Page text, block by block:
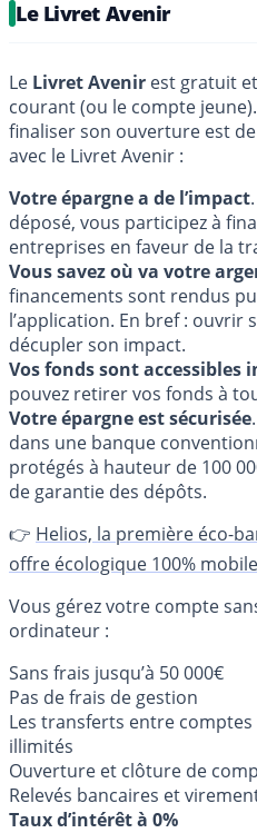
Le Livret Avenir
Le Livret Avenir est gratuit
courant (ou le compte
finaliser son ouverture est
avec le Livret Avenir :
Votre épargne a de l’impact
déposé, vous participez à
entreprises en faveur de la
Vous savez où va votre
financements sont rendus
l’application. En bref : ouvrir
décupler son impact.
Vos fonds sont accessibles
pouvez retirer vos fonds à
Votre épargne est sécurisée
dans une banque
protégés à hauteur de 100
de garantie des dépôts.
👉 Helios, la première éco-
offre écologique 100%
Vous gérez votre compte
ordinateur :
Sans frais jusqu’à 50 000€
Pas de frais de gestion
Les transferts entre
illimités
Ouverture et clôture de
Relevés bancaires et
Taux d’intérêt à 0%